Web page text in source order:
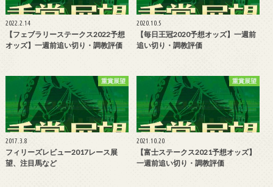
2022.2.14
【フェブラリーステークス2022予想
オッズ】一週前追い切り・調教評価
2020.10.5
【毎日王冠2020予想オッズ】一週前
追い切り・調教評価
重賞展望
2017.3.8
フィリーズレビュー2017レース展
望、注目馬など
重賞展望
2021.10.20
【富士ステークス2021予想オッズ】
一週前追い切り・調教評価